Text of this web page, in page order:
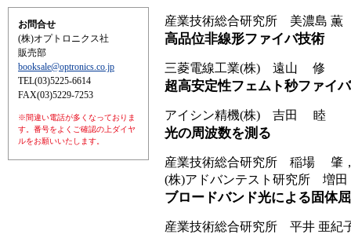
お問合せ
(株)オプトロニクス社
販売部
booksale@optronics.co.jp
TEL(03)5225-6614
FAX(03)5229-7253
※間違い電話が多くなっておりま
す。番号をよくご確認の上ダイヤ
ルをお願いいたします。
産業技術総合研究所 美濃島 薫
高品位非線形ファイバ技術
三菱電線工業(株) 遠山 修
超高安定性フェムト秒ファイ
アイシン精機(株) 吉田 睦
光の周波数を測る
産業技術総合研究所 稲場 肇
(株)アドバンテスト研究所 増
ブロードバンド光による固体
産業技術総合研究所 平井 亜紀